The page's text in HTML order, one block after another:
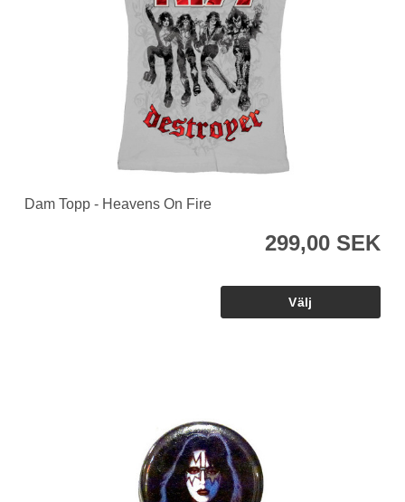
Dam Topp - Heavens On Fire
299,00 SEK